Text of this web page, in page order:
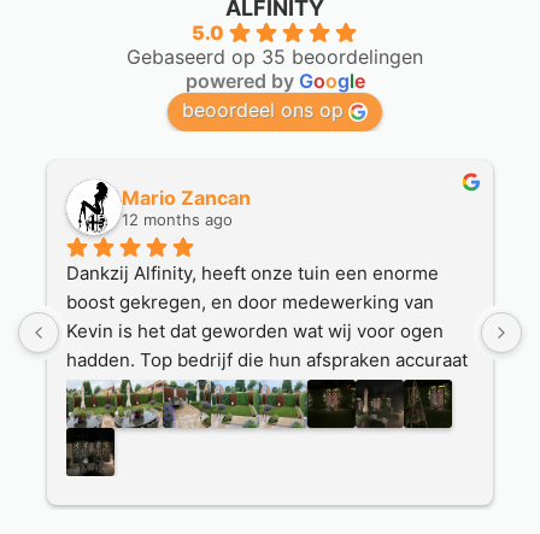
ALFINITY
5.0
Gebaseerd op 35 beoordelingen
powered by Google
beoordeel ons op
Mario Zancan
12 months ago
Dankzij Alfinity, heeft onze tuin een enorme
boost gekregen, en door medewerking van
Kevin is het dat geworden wat wij voor ogen
hadden. Top bedrijf die hun afspraken accuraat
nakomen.
Heel erg bedankt hiervoor, wij genieten er
dagelijks van.  Irene en Mario Zancan, Eijsden.